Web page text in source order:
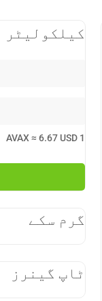
کیلکولیٹر
1
AVAX≈6.67 USD
گرم سکے
ٹاپ گینرز